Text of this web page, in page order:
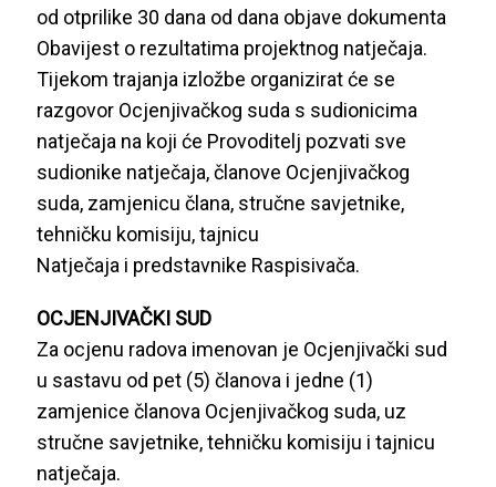
od otprilike 30 dana od dana objave dokumenta
Obavijest o rezultatima projektnog natječaja.
Tijekom trajanja izložbe organizirat će se
razgovor Ocjenjivačkog suda s sudionicima
natječaja na koji će Provoditelj pozvati sve
sudionike natječaja, članove Ocjenjivačkog
suda, zamjenicu člana, stručne savjetnike,
tehničku komisiju, tajnicu
Natječaja i predstavnike Raspisivača.
OCJENJIVAČKI SUD
Za ocjenu radova imenovan je Ocjenjivački sud
u sastavu od pet (5) članova i jedne (1)
zamjenice članova Ocjenjivačkog suda, uz
stručne savjetnike, tehničku komisiju i tajnicu
natječaja.